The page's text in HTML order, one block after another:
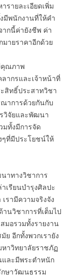
รายละเอียดเพิ่ม
มีพนักงานที่ให้คำ
ากนี้ค่ายังชีพ ค่า
มายราคาอีกด้วย
คุณภาพ
ากรและเจ้าหน้าที่
สิทธิ์ประสาทวิชา
ณาการด้วยกันกับ
วิจัยและพัฒนา
มทั้งมีการจัด
ที่มีประโยชน์ให้
าทางวิชาการ
เรียนบำรุงศิลปะ
ามีความจริงจัง
นวิชาการที่เต็มไป
มอรวมทั้งรายงาน
อีกทั้งพวกเรายัง
าวิทยาลัยราชภัฏ
และมีพระตำหนัก
กษาวัฒนธรรม